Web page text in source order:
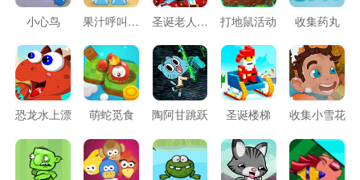
小心鸟 果汁呼叫转移 圣诞老人送玩具 打地鼠活动 收集药丸
恐龙水上漂 萌蛇觅食 陶阿甘跳跃 圣诞楼梯 收集小雪花